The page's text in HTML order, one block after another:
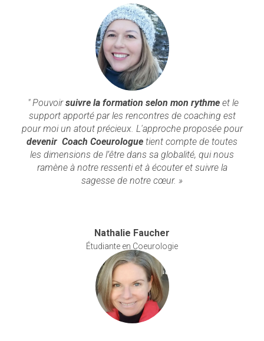
"Pouvoirsuivre la formation selon mon rythme et le
support apporté par les rencontres de coaching est
pour moi un atout précieux. L'approche proposée pour
devenir Coach Coeurologue tient compte de toutes
les dimensions de l’être dans sa globalité, qui nous
ramène à notre ressenti et à écouter et suivre la
sagesse de notre cœur. »
Nathalie Faucher
Étudiante en Coeurologie